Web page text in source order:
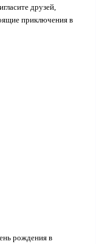
друзей,
приключения в
рождения в